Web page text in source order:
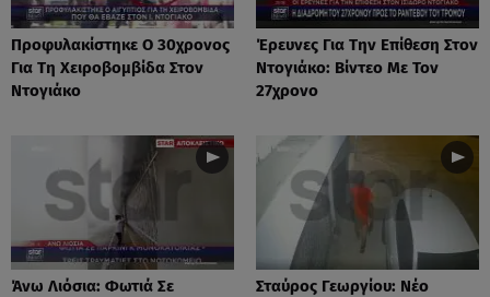
Προφυλακίστηκε Ο 30χρονος
Για Τη Χειροβομβίδα Στον
Ντογιάκο
Έρευνες Για Την Επίθεση Στον
Ντογιάκο: Βίντεο Με Τον
27χρονο
Άνω Λιόσια: Φωτιά Σε
Σταύρος Γεωργίου: Νέο